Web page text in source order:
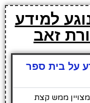
למידע
זאב
על בית ספר
ממש קצת